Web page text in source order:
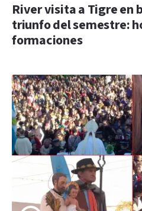
River visita a Tigre en
triunfo del semestre:
formaciones